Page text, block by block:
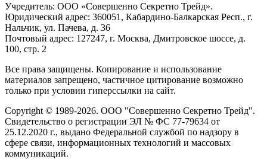
Учредитель: ООО «Совершенно Секретно Трейд».
Юридический адрес: 360051, Кабардино-Балкарская Респ., г.
Нальчик, ул. Пачева, д. 36
Почтовый адрес: 127247, г. Москва, Дмитровское шоссе, д.
100, стр. 2
Все права защищены. Копирование и использование
материалов запрещено, частичное цитирование возможно
только при условии гиперссылки на сайт.
Copyright © 1989-2026. ООО "Совершенно Секретно Трейд".
Свидетельство о регистрации ЭЛ № ФС 77-79634 от
25.12.2020 г., выдано Федеральной службой по надзору в
сфере связи, информационных технологий и массовых
коммуникаций.